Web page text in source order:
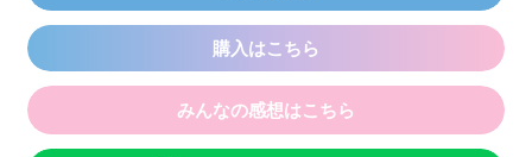
購入はこちら
みんなの感想はこちら